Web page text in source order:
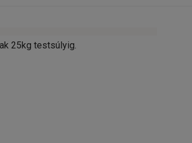
25kg testsúlyig.